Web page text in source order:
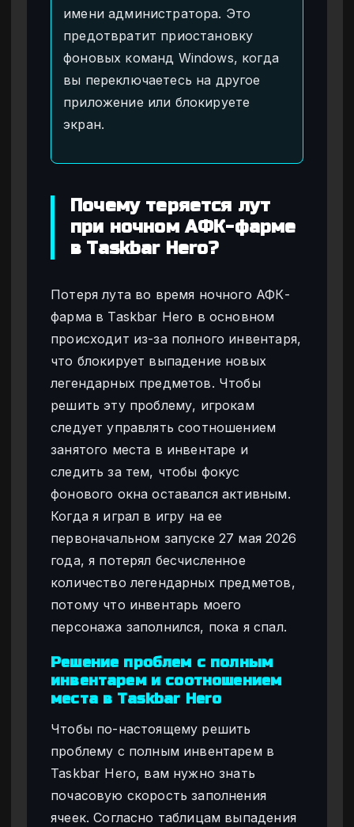
имени администратора. Это
предотвратит приостановку
фоновых команд Windows, когда
вы переключаетесь на другое
приложение или блокируете
экран.
Почему теряется лут
при ночном АФК-фарме
в Taskbar Hero?
Потеря лута во время ночного АФК-
фарма в Taskbar Hero в основном
происходит из-за полного инвентаря,
что блокирует выпадение новых
легендарных предметов. Чтобы
решить эту проблему, игрокам
следует управлять соотношением
занятого места в инвентаре и
следить за тем, чтобы фокус
фонового окна оставался активным.
Когда я играл в игру на ее
первоначальном запуске 27 мая 2026
года, я потерял бесчисленное
количество легендарных предметов,
потому что инвентарь моего
персонажа заполнился, пока я спал.
Решение проблем с полным
инвентарем и соотношением
места в Taskbar Hero
Чтобы по-настоящему решить
проблему с полным инвентарем в
Taskbar Hero, вам нужно знать
почасовую скорость заполнения
ячеек. Согласно таблицам выпадения